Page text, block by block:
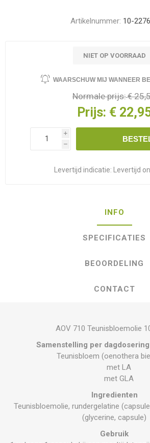
Artikelnummer: 10-
NIET OP VOORRAAD
WAARSCHUW MIJ WANNEER
Normale prijs:€
Prijs: €
i
h
Levertijd indicatie: Levertijd
INFO
SPECIFICATIES
BEOORDELING
CONTACT
AOV 710 Teunisbloemolie
Samenstelling per
Teunisbloem (oenothera
met LA
met GLA
Ingredienten
Teunisbloemolie, rundergelatine
(glycerine, capsule)
Gebruik